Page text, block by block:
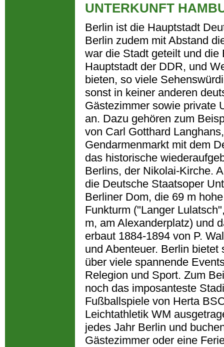
UNTERKUNFT
Berlin ist die Hauptstadt
Berlin zudem mit Abstand
war die Stadt geteilt und
Hauptstadt der DDR, und
bieten, so viele
sonst in keiner anderen
Gästezimmer sowie private
an. Dazu gehören zum
von Carl Gotthard
Gendarmenmarkt mit dem
das historische
Berlins, der Nikolai-Kirche.
die Deutsche Staatsoper
Berliner Dom, die 69 m
Funkturm ("Langer
m, am Alexanderplatz) und
erbaut 1884-1894 von P.
und Abenteuer. Berlin
über viele spannende
Relegion und Sport. Zum
noch das imposanteste
Fußballspiele von Herta
Leichtathletik WM
jedes Jahr Berlin und
Gästezimmer oder eine